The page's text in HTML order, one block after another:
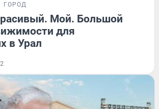
ГОРОД
Мой. Большой
для
в Урал